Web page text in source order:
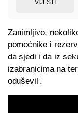
VIJESTI
Zanimljivo,
pomoćnike i
da sjedi i da iz
izabranicima na
oduševili.